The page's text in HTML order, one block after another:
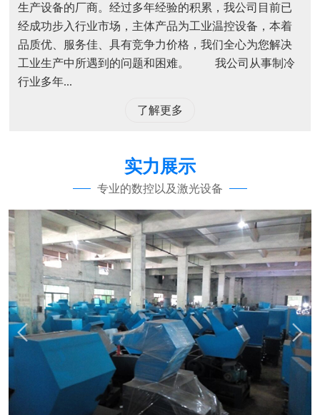
生产设备的厂商。经过多年经验的积累，我公司目前已
经成功步入行业市场，主体产品为工业温控设备，本着
品质优、服务佳、具有竞争力价格，我们全心为您解决
工业生产中所遇到的问题和困难。 我公司从事制冷
行业多年...
了解更多
实力展示
专业的数控以及激光设备